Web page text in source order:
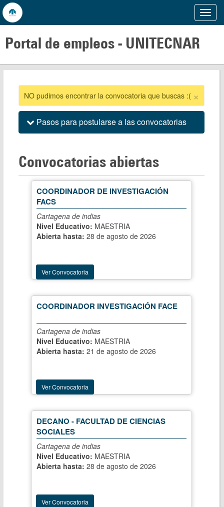
Menu
Portal de empleos - UNITECNAR
×
NO pudimos encontrar la convocatoria que buscas :(
Pasos para postularse a las convocatorias
Convocatorias abiertas
COORDINADOR DE INVESTIGACIÓN
FACS
Cartagena de indias
Nivel Educativo: MAESTRIA
Abierta hasta: 28 de agosto de 2026
Ver Convocatoria
COORDINADOR INVESTIGACIÓN FACE
Cartagena de indias
Nivel Educativo: MAESTRIA
Abierta hasta: 21 de agosto de 2026
Ver Convocatoria
DECANO - FACULTAD DE CIENCIAS
SOCIALES
Cartagena de indias
Nivel Educativo: MAESTRIA
Abierta hasta: 28 de agosto de 2026
Ver Convocatoria